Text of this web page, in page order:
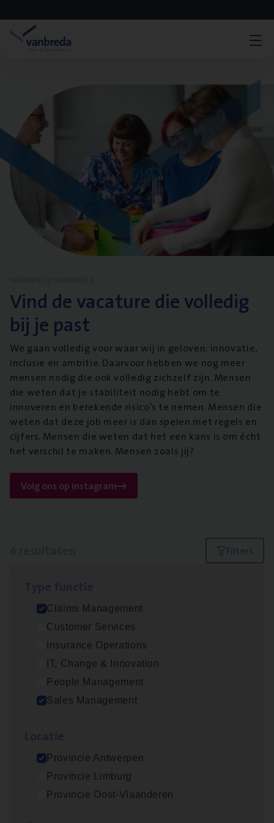
Vind de vacature die volledig
bij je past
We gaan volledig voor waar wij in geloven: innovatie,
inclusie en ambitie. Daarvoor hebben we nog meer
mensen nodig die ook volledig zichzelf zijn. Mensen
die weten dat je stabiliteit nodig hebt om te
innoveren en berekende risico’s te nemen. Mensen die
weten dat deze job meer is dan spelen met regels en
cijfers. Mensen die weten dat het een kans is om écht
het verschil te maken. Mensen zoals jij?
Volg ons op instagram
Filters
Claims Management
Customer Services
Insurance Operations
IT, Change & Innovation
People Management
Sales Management
Provincie Antwerpen
Provincie Limburg
Provincie Oost-Vlaanderen
Scha­de Expert Fleet
Claims Management
Antwerpen
Insu­ran­ce Bro­ker Trans­port
Insu­ran­ce Bro­kerKMO